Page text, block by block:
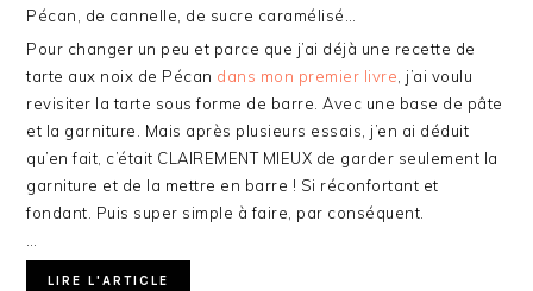
Pécan, de cannelle, de sucre caramélisé…
Pour changer un peu et parce que j’ai déjà une recette de
tarte aux noix de Pécan dans mon premier livre , j’ai voulu
revisiter la tarte sous forme de barre. Avec une base de pâte
et la garniture. Mais après plusieurs essais, j’en ai déduit
qu’en fait, c’était CLAIREMENT MIEUX de garder seulement la
garniture et de la mettre en barre ! Si réconfortant et
fondant. Puis super simple à faire, par conséquent.
LIRE L'ARTICLE